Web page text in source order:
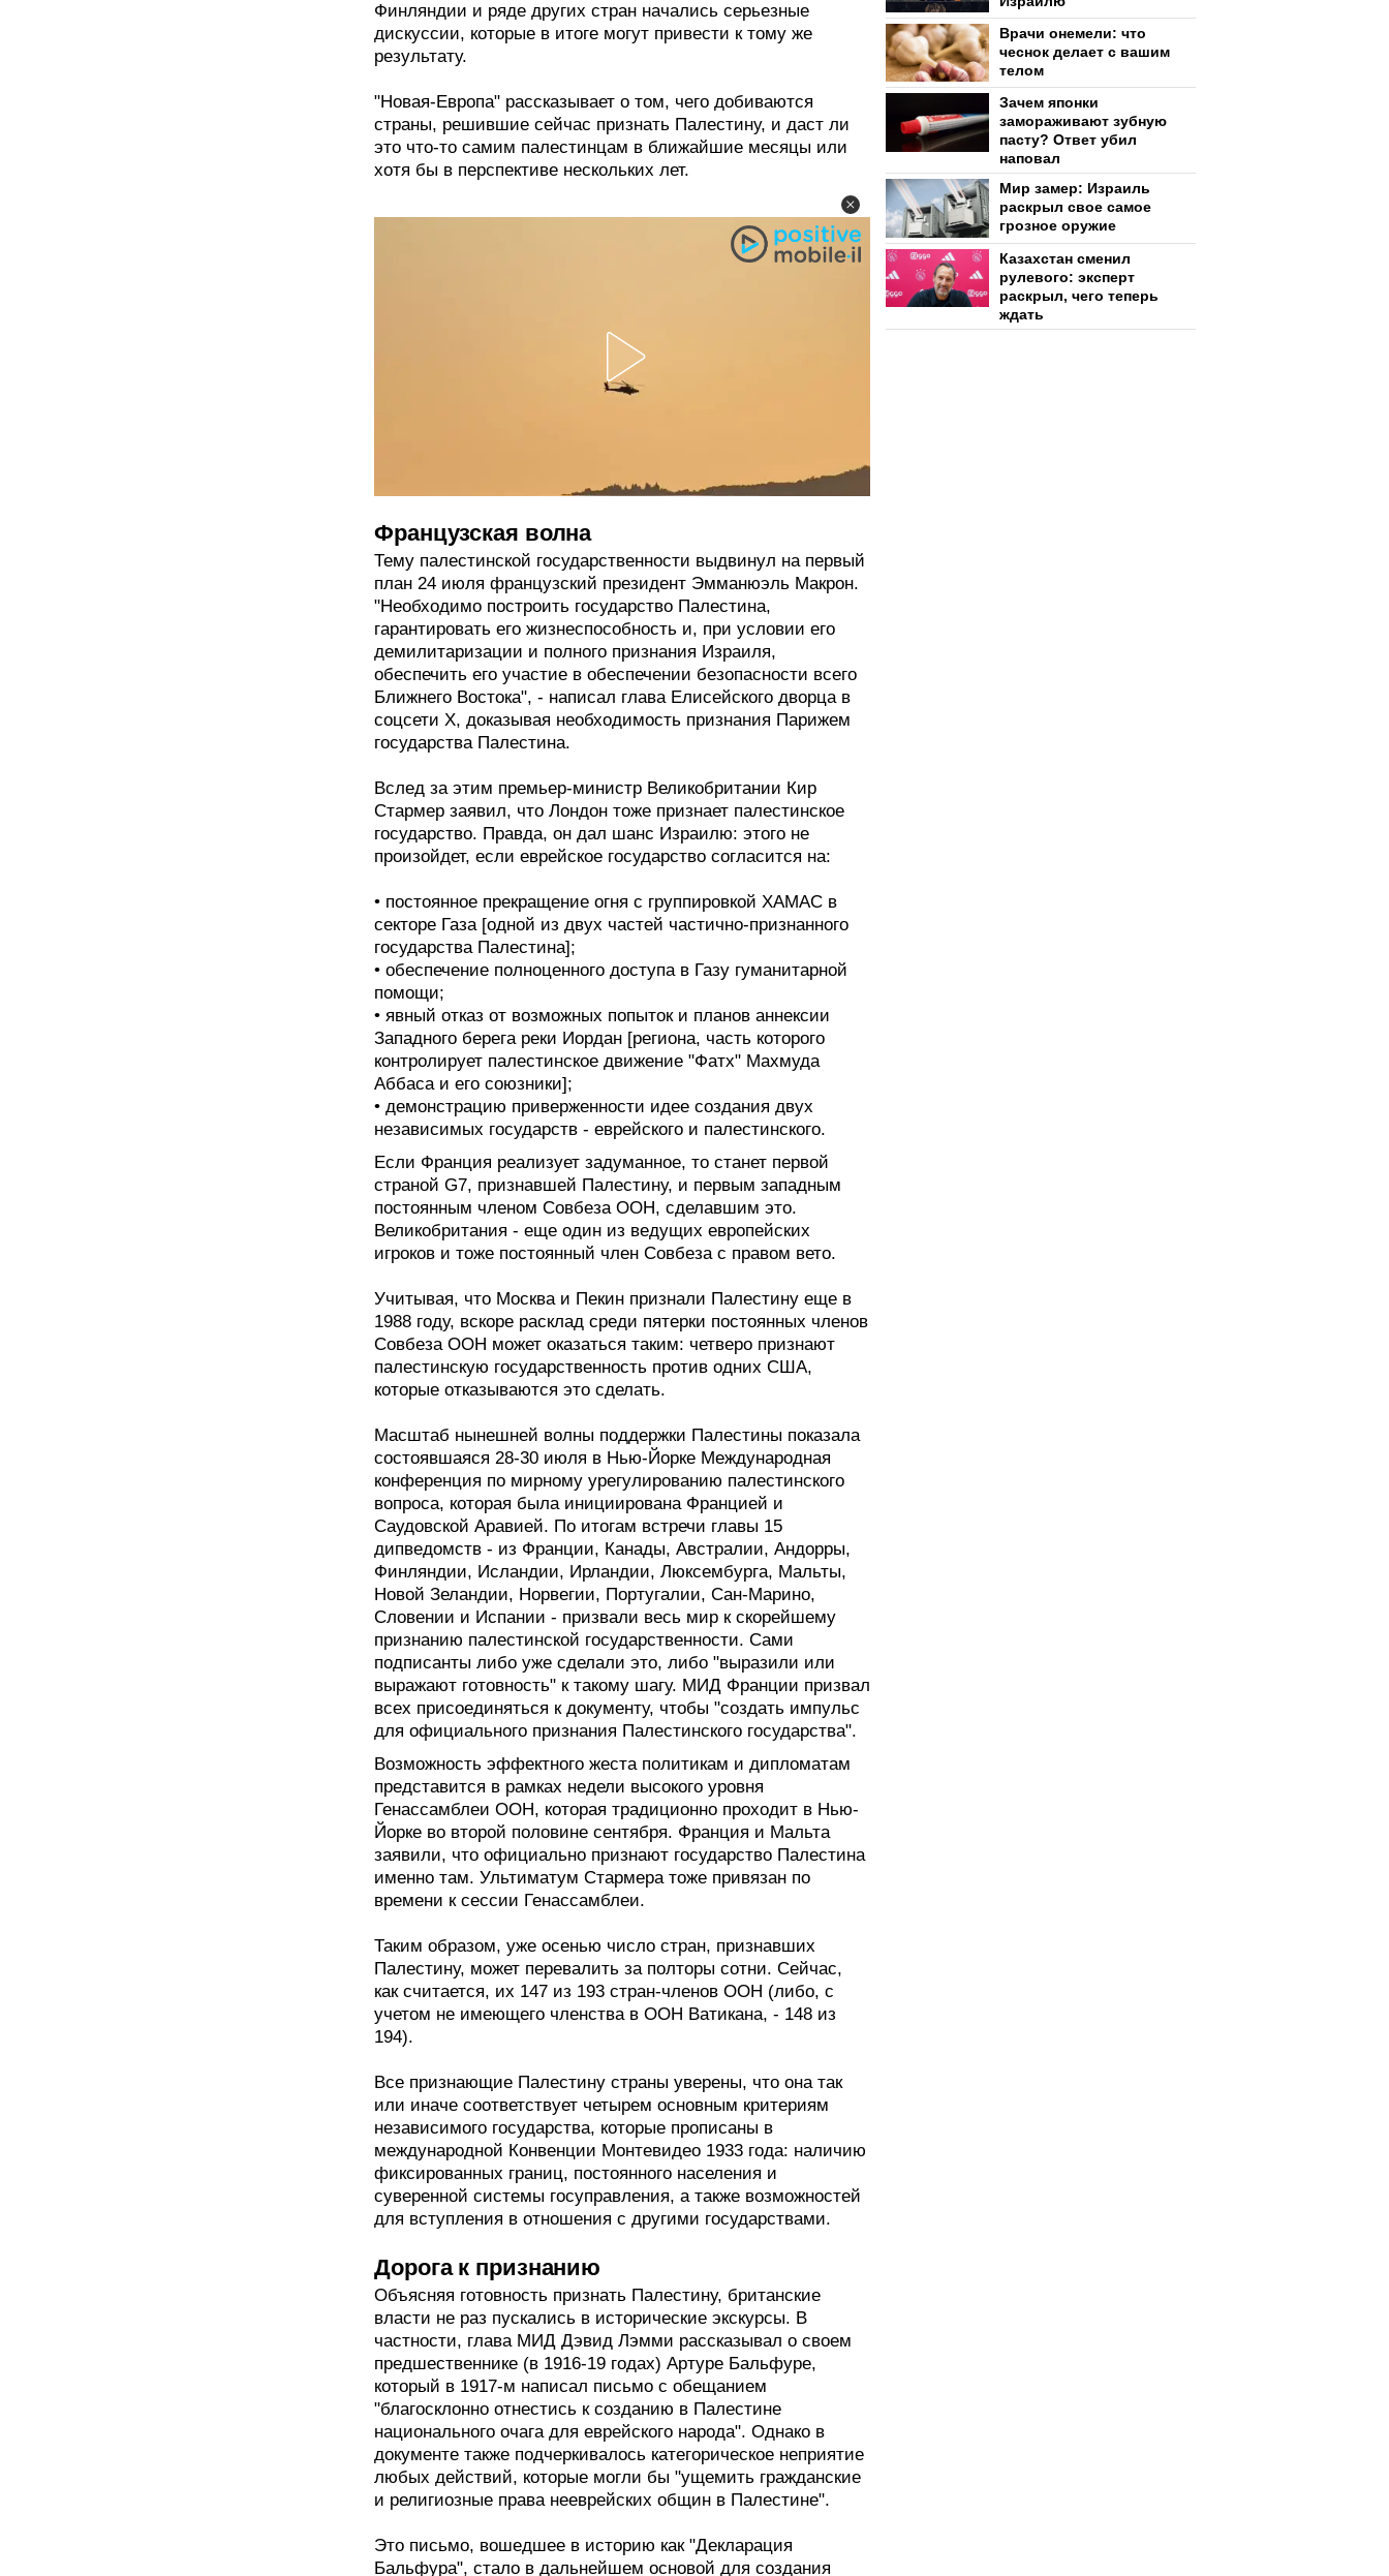
Финляндии и ряде других стран начались серьезные
дискуссии, которые в итоге могут привести к тому же
результату.
"Новая-Европа" рассказывает о том, чего добиваются
страны, решившие сейчас признать Палестину, и даст ли
это что-то самим палестинцам в ближайшие месяцы или
хотя бы в перспективе нескольких лет.
Французская волна
Тему палестинской государственности выдвинул на первый
план 24 июля французский президент Эмманюэль Макрон.
"Необходимо построить государство Палестина,
гарантировать его жизнеспособность и, при условии его
демилитаризации и полного признания Израиля,
обеспечить его участие в обеспечении безопасности всего
Ближнего Востока", - написал глава Елисейского дворца в
соцсети X, доказывая необходимость признания Парижем
государства Палестина.
Вслед за этим премьер-министр Великобритании Кир
Стармер заявил, что Лондон тоже признает палестинское
государство. Правда, он дал шанс Израилю: этого не
произойдет, если еврейское государство согласится на:
• постоянное прекращение огня с группировкой ХАМАС в
секторе Газа [одной из двух частей частично-признанного
государства Палестина];
• обеспечение полноценного доступа в Газу гуманитарной
помощи;
• явный отказ от возможных попыток и планов аннексии
Западного берега реки Иордан [региона, часть которого
контролирует палестинское движение "Фатх" Махмуда
Аббаса и его союзники];
• демонстрацию приверженности идее создания двух
независимых государств - еврейского и палестинского.
Если Франция реализует задуманное, то станет первой
страной G7, признавшей Палестину, и первым западным
постоянным членом Совбеза ООН, сделавшим это.
Великобритания - еще один из ведущих европейских
игроков и тоже постоянный член Совбеза с правом вето.
Учитывая, что Москва и Пекин признали Палестину еще в
1988 году, вскоре расклад среди пятерки постоянных членов
Совбеза ООН может оказаться таким: четверо признают
палестинскую государственность против одних США,
которые отказываются это сделать.
Масштаб нынешней волны поддержки Палестины показала
состоявшаяся 28-30 июля в Нью-Йорке Международная
конференция по мирному урегулированию палестинского
вопроса, которая была инициирована Францией и
Саудовской Аравией. По итогам встречи главы 15
дипведомств - из Франции, Канады, Австралии, Андорры,
Финляндии, Исландии, Ирландии, Люксембурга, Мальты,
Новой Зеландии, Норвегии, Португалии, Сан-Марино,
Словении и Испании - призвали весь мир к скорейшему
признанию палестинской государственности. Сами
подписанты либо уже сделали это, либо "выразили или
выражают готовность" к такому шагу. МИД Франции призвал
всех присоединяться к документу, чтобы "создать импульс
для официального признания Палестинского государства".
Возможность эффектного жеста политикам и дипломатам
представится в рамках недели высокого уровня
Генассамблеи ООН, которая традиционно проходит в Нью-
Йорке во второй половине сентября. Франция и Мальта
заявили, что официально признают государство Палестина
именно там. Ультиматум Стармера тоже привязан по
времени к сессии Генассамблеи.
Таким образом, уже осенью число стран, признавших
Палестину, может перевалить за полторы сотни. Сейчас,
как считается, их 147 из 193 стран-членов ООН (либо, с
учетом не имеющего членства в ООН Ватикана, - 148 из
194).
Все признающие Палестину страны уверены, что она так
или иначе соответствует четырем основным критериям
независимого государства, которые прописаны в
международной Конвенции Монтевидео 1933 года: наличию
фиксированных границ, постоянного населения и
суверенной системы госуправления, а также возможностей
для вступления в отношения с другими государствами.
Дорога к признанию
Объясняя готовность признать Палестину, британские
власти не раз пускались в исторические экскурсы. В
частности, глава МИД Дэвид Лэмми рассказывал о своем
предшественнике (в 1916-19 годах) Артуре Бальфуре,
который в 1917-м написал письмо с обещанием
"благосклонно отнестись к созданию в Палестине
национального очага для еврейского народа". Однако в
документе также подчеркивалось категорическое неприятие
любых действий, которые могли бы "ущемить гражданские
и религиозные права нееврейских общин в Палестине".
Это письмо, вошедшее в историю как "Декларация
Бальфура", стало в дальнейшем основой для создания